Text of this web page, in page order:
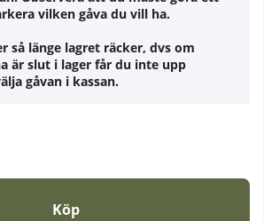
vilken gåva du vill ha.
så länge lagret räcker, dvs om
är slut i lager får du inte upp
gåvan i kassan.
Köp